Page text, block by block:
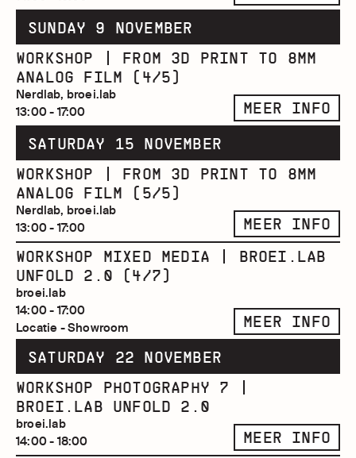
SUNDAY 9 NOVEMBER
WORKSHOP | FROM 3D PRINT TO 8MM
ANALOG FILM (4/5)
Nerdlab, broei.lab
13:00 - 17:00
MEER INFO
SATURDAY 15 NOVEMBER
WORKSHOP | FROM 3D PRINT TO 8MM
ANALOG FILM (5/5)
Nerdlab, broei.lab
13:00 - 17:00
MEER INFO
WORKSHOP MIXED MEDIA | BROEI.LAB
UNFOLD 2.0 (4/7)
broei.lab
14:00 - 17:00
Locatie - Showroom
MEER INFO
SATURDAY 22 NOVEMBER
WORKSHOP PHOTOGRAPHY 7 |
BROEI.LAB UNFOLD 2.0
broei.lab
14:00 - 18:00
MEER INFO